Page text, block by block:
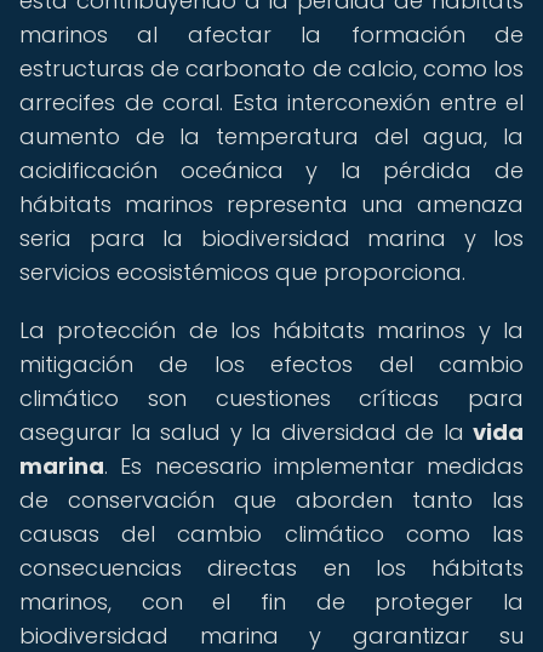
marinos al afectar la formación de
estructuras de carbonato de calcio, como los
arrecifes de coral. Esta interconexión entre el
aumento de la temperatura del agua, la
acidificación oceánica y la pérdida de
hábitats marinos representa una amenaza
seria para la biodiversidad marina y los
servicios ecosistémicos que proporciona.
La protección de los hábitats marinos y la
mitigación de los efectos del cambio
climático son cuestiones críticas para
asegurar la salud y la diversidad de la vida
marina. Es necesario implementar medidas
de conservación que aborden tanto las
causas del cambio climático como las
consecuencias directas en los hábitats
marinos, con el fin de proteger la
biodiversidad marina y garantizar su